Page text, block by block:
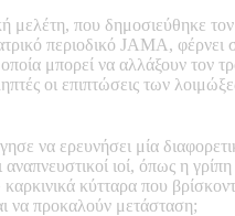
μελέτη, που δημοσιεύθηκε
περιοδικό JAMA, φέρνει
μπορεί να αλλάξουν τον
οι επιπτώσεις των
να ερευνήσει μία
ιοί, όπως η
κύτταρα που
να προκαλούν μετάσταση;